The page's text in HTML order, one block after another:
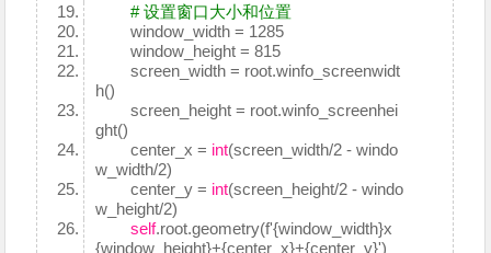
# 设置窗口大小和位置
window_width = 1285
window_height = 815
screen_width = root.winfo_screenwidt
h()
screen_height = root.winfo_screenhei
ght()
center_x = int(screen_width/2 - windo
w_width/2)
center_y = int(screen_height/2 - windo
w_height/2)
self.root.geometry(f'{window_width}x
{window_height}+{center_x}+{center_y}')